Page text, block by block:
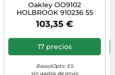
Oakley OO9102
HOLBROOK 910236 55
103,35 €
17 precios
BassolOptic ES
sin gastos de envío